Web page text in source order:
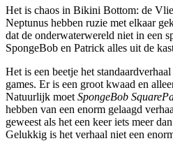
Het is chaos in Bikini Bottom: de
Neptunus hebben ruzie met elkaar
dat de onderwaterwereld niet in een
SpongeBob en Patrick alles uit de
Het is een beetje het
games. Er is een groot kwaad en
Natuurlijk moet SpongeBob
hebben van een enorm gelaagd
geweest als het een keer iets meer
Gelukkig is het verhaal niet een